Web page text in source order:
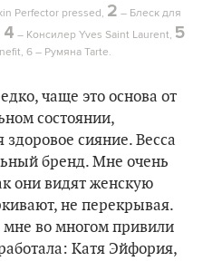
Perfector pressed, 2 – Блеск для
4 – Консилер Yves Saint Laurent, 5
6 – Румяна Tarte.
чаще это основа от
состоянии,
сияние. Becca
бренд. Мне очень
они видят женскую
не перекрывая.
во многом привили
Катя Эйфория,